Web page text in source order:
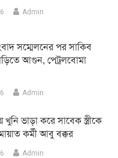
Admin
সম্মেলনের পর সাকিব
আগুন, পেট্রলবোমা
Admin
ভাড়া করে সাবেক স্ত্রীকে
কর্মী আবু বক্কর
Admin